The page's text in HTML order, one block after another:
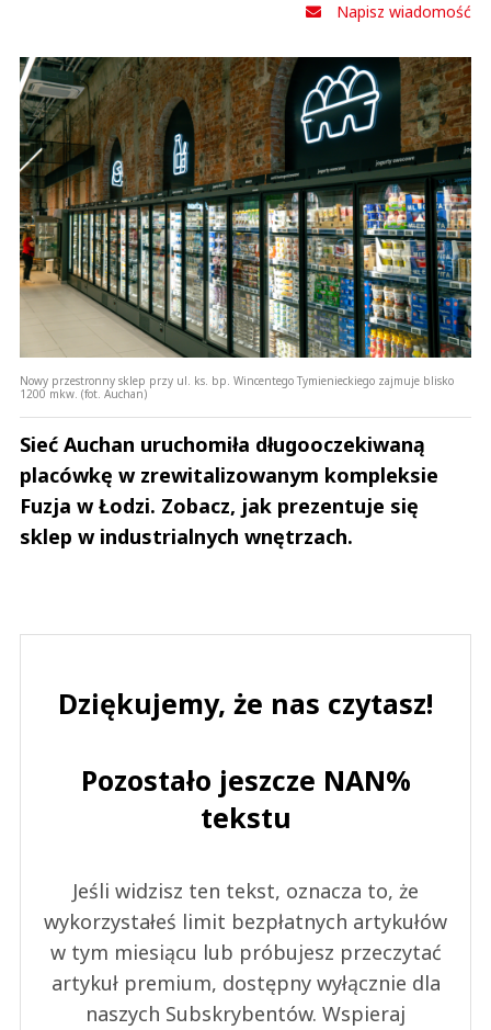
Napisz wiadomość
Nowy przestronny sklep przy ul. ks. bp. Wincentego Tymienieckiego zajmuje blisko
1200 mkw. (fot. Auchan)
Sieć Auchan uruchomiła długooczekiwaną
placówkę w zrewitalizowanym kompleksie
Fuzja w Łodzi. Zobacz, jak prezentuje się
sklep w industrialnych wnętrzach.
Dziękujemy, że nas czytasz!
Pozostało jeszcze NAN%
tekstu
Jeśli widzisz ten tekst, oznacza to, że
wykorzystałeś limit bezpłatnych artykułów
w tym miesiącu lub próbujesz przeczytać
artykuł premium, dostępny wyłącznie dla
naszych Subskrybentów. Wspieraj